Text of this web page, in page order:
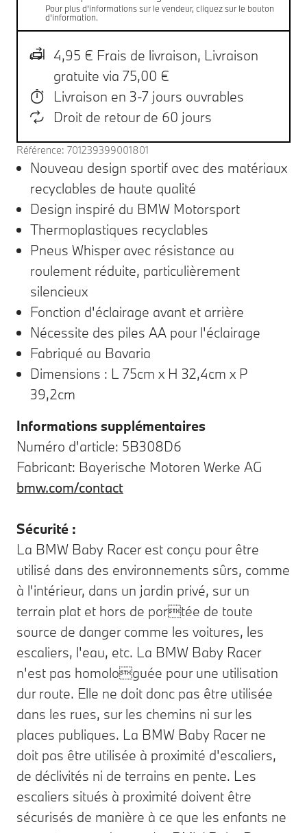
Pour plus d'informations sur le vendeur, cliquez sur le bouton
d'information.
4,95 € Frais de livraison, Livraison
gratuite via 75,00 €
Livraison en 3-7 jours ouvrables
Droit de retour de 60 jours
Référence: 701239399001801
Nouveau design sportif avec des matériaux
recyclables de haute qualité
Design inspiré du BMW Motorsport
Thermoplastiques recyclables
Pneus Whisper avec résistance au
roulement réduite, particulièrement
silencieux
Fonction d'éclairage avant et arrière
Nécessite des piles AA pour l'éclairage
Fabriqué au Bavaria
Dimensions : L 75cm x H 32,4cm x P
39,2cm
Informations supplémentaires
Numéro d'article: 5B308D6
Fabricant: Bayerische Motoren Werke AG
bmw.com/contact
Sécurité :
La BMW Baby Racer est conçu pour être
utilisé dans des environnements sûrs, comme
à l'intérieur, dans un jardin privé, sur un
terrain plat et hors de portée de toute
source de danger comme les voitures, les
escaliers, l'eau, etc. La BMW Baby Racer
n'est pas homologuée pour une utilisation
dur route. Elle ne doit donc pas être utilisée
dans les rues, sur les chemins ni sur les
places publiques. La BMW Baby Racer ne
doit pas être utilisée à proximité d'escaliers,
de déclivités ni de terrains en pente. Les
escaliers situés à proximité doivent être
sécurisés de manière à ce que les enfants ne